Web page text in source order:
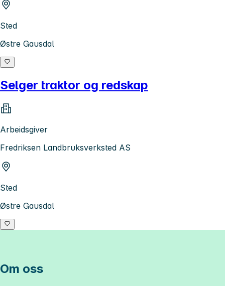
Sted
Østre Gausdal
Selger traktor og redskap
Arbeidsgiver
Fredriksen Landbruksverksted AS
Sted
Østre Gausdal
Om oss